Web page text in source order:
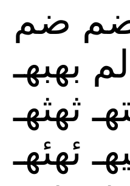
ضم
لم بهبهـ
ثهثهـ
ئهئهـ